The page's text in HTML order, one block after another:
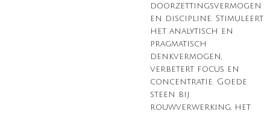
doorzettingsvermogen
en discipline. Stimuleert
het analytisch en
pragmatisch
denkvermogen,
verbetert focus en
concentratie. Goede
steen bij
rouwverwerking, het